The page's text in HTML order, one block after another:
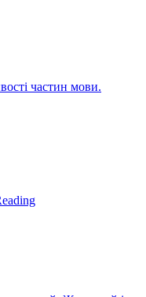
частин мови.